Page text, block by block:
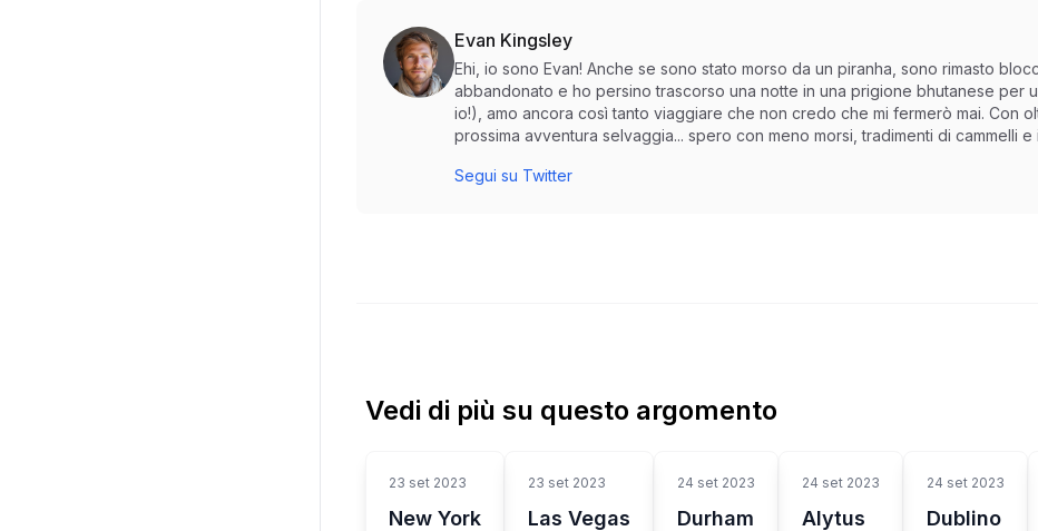
Evan Kingsley
Ehi, io sono Evan! Anche se sono stato morso da un piranha, sono rimasto
abbandonato e ho persino trascorso una notte in una prigione bhutanese per
io!), amo ancora così tanto viaggiare che non credo che mi fermerò mai. Con
prossima avventura selvaggia... spero con meno morsi, tradimenti di cammelli
Segui su Twitter
Vedi di più su questo argomento
23 set 2023
New York
23 set 2023
Las Vegas
24 set 2023
Durham
24 set 2023
Alytus
24 set 2023
Dublino